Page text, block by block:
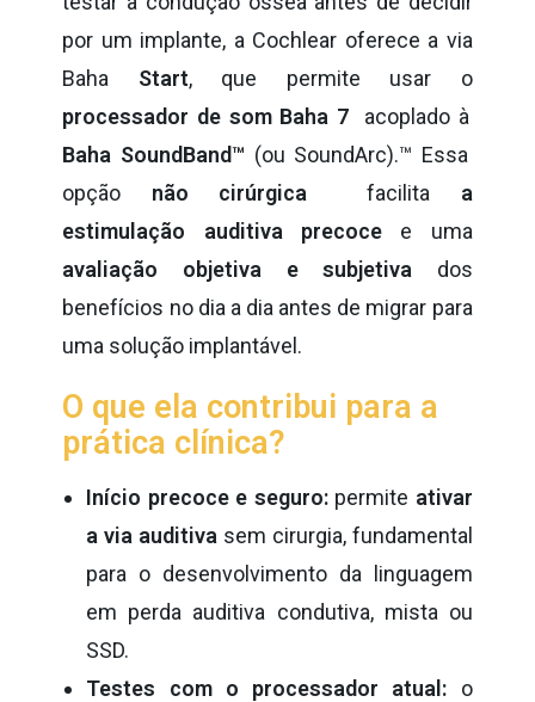
por um implante, a Cochlear oferece a via
Baha Start, que permite usar o
processador de som Baha 7 acoplado à
Baha SoundBand™ (ou SoundArc).™ Essa
opção não cirúrgica facilita a
estimulação auditiva precoce e uma
avaliação objetiva e subjetiva dos
benefícios no dia a dia antes de migrar para
uma solução implantável.
O que ela contribui para a
prática clínica?
Início precoce e seguro:permite ativar
a via auditiva sem cirurgia, fundamental
para o desenvolvimento da linguagem
em perda auditiva condutiva, mista ou
SSD.
Testes com o processador atual: o